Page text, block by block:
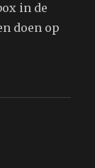
in de
doen op